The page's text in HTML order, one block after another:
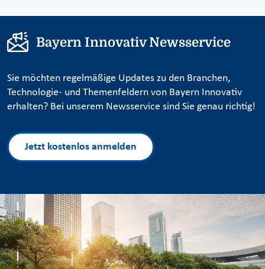
Bayern Innovativ Newsservice
Sie möchten regelmäßige Updates zu den Branchen,
Technologie- und Themenfeldern von Bayern Innovativ
erhalten? Bei unserem Newsservice sind Sie genau richtig!
Jetzt kostenlos anmelden